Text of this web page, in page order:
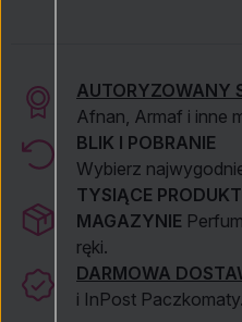
AUTORYZOWANY
Afnan, Armaf i inne
BLIK I POBRANIE
Wybierz
TYSIĄCE
MAGAZYNIE
ręki.
DARMOWA
i InPost Paczkomaty.